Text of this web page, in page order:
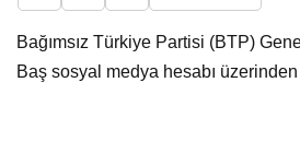
Bağımsız Türkiye Partisi (BTP)
Baş sosyal medya hesabı